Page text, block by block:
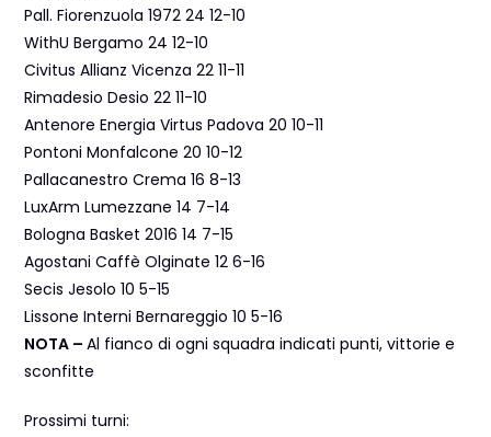
Pall. Fiorenzuola 1972 24 12-10
WithU Bergamo 24 12-10
Civitus Allianz Vicenza 22 11-11
Rimadesio Desio 22 11-10
Antenore Energia Virtus Padova 20 10-11
Pontoni Monfalcone 20 10-12
Pallacanestro Crema 16 8-13
LuxArm Lumezzane 14 7-14
Bologna Basket 2016 14 7-15
Agostani Caffè Olginate 12 6-16
Secis Jesolo 10 5-15
Lissone Interni Bernareggio 10 5-16
NOTA –Al fianco di ogni squadra indicati punti, vittorie e
sconfitte
Prossimi turni: